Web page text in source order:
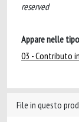
reserved
Appare nelle
03 - Contributo
File in questo